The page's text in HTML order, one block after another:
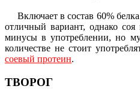
Включает в состав 60%
отличный вариант, однако
минусы в употреблении, но
количестве не стоит
соевый протеин.
ТВОРОГ